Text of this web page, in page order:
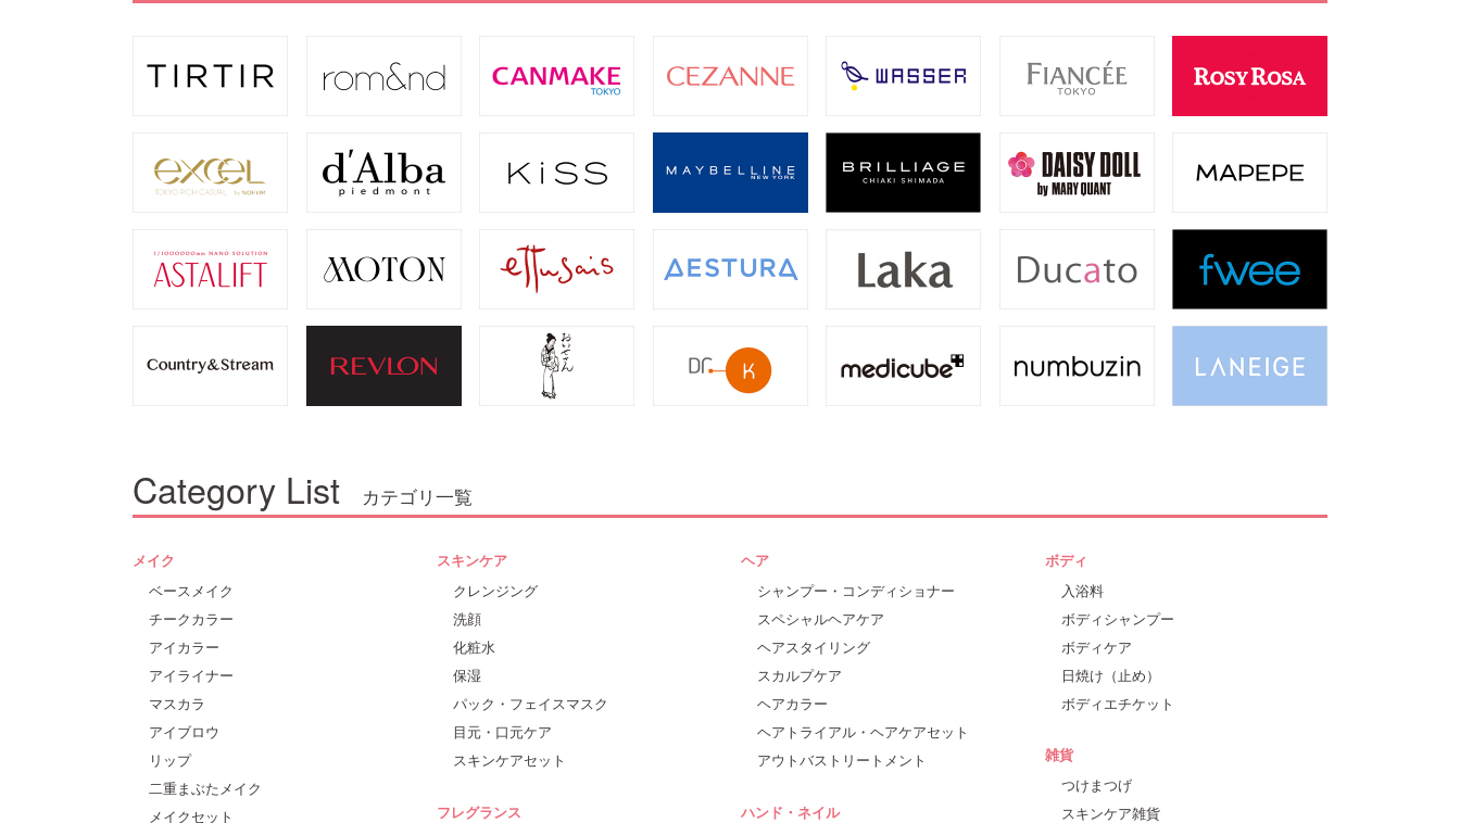
Category List カテゴリ一覧
スキンケア
クレンジング
洗顔
化粧水
保湿
パック・フェイスマスク
目元・口元ケア
スキンケアセット
ヘア
シャンプー・コンディショナー
スペシャルヘアケア
ヘアスタイリング
スカルプケア
ヘアカラー
ヘアトライアル・ヘアケアセット
アウトバストリートメント
ボディ
入浴料
ボディシャンプー
ボディケア
日焼け（止め）
ボディエチケット
メイク
ベースメイク
チークカラー
アイカラー
アイライナー
マスカラ
アイブロウ
リップ
二重まぶたメイク
メイクセット
フレグランス ハンド・ネイル
雑貨
つけまつげ
スキンケア雑貨